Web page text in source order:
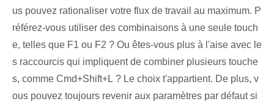
us pouvez rationaliser votre flux de travail au maximum. P
référez-vous utiliser des combinaisons à une seule touch
e, telles que F1 ou F2 ? Ou êtes-vous plus à l'aise avec le
s raccourcis qui impliquent de combiner plusieurs touche
s, comme Cmd+Shift+L ? Le choix t'appartient. De plus, v
ous pouvez toujours revenir aux paramètres par défaut si